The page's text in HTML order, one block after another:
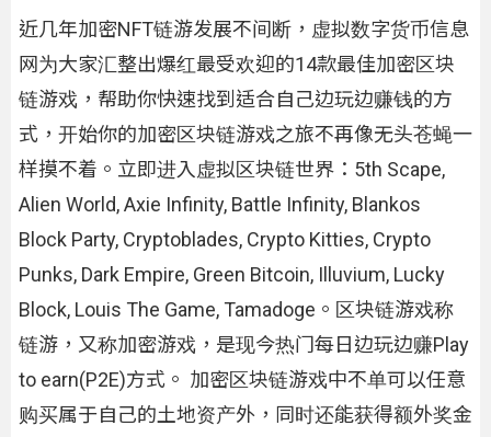
近几年加密NFT链游发展不间断，虚拟数字货币信息
网为大家汇整出爆红最受欢迎的14款最佳加密区块
链游戏，帮助你快速找到适合自己边玩边赚钱的方
式，开始你的加密区块链游戏之旅不再像无头苍蝇一
样摸不着。立即进入虚拟区块链世界：5th Scape,
Alien World, Axie Infinity, Battle Infinity, Blankos
Block Party, Cryptoblades, Crypto Kitties, Crypto
Punks, Dark Empire, Green Bitcoin, Illuvium, Lucky
Block, Louis The Game, Tamadoge。区块链游戏称
链游，又称加密游戏，是现今热门每日边玩边赚Play
to earn(P2E)方式。 加密区块链游戏中不单可以任意
购买属于自己的土地资产外，同时还能获得额外奖金